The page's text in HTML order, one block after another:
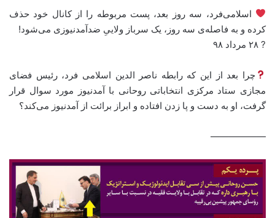
اسلامی‌فرد، سه روز بعد، پست مربوطه را از کانال خود حذف
کرده و به فاصله‌ی سه روز، یک سرباز ولاییِ ضدآمدنیوزی می‌شود!
? ۲۸ مرداد ۹۸
چرا بعد از این که رابطه ناصر الدین اسلامی فرد، رئیس فضای
مجازی ستاد مرکزی انتخاباتی روحانی با آمدنیوز مورد سوال قرار
گرفت، او به دست و پا زدن افتاده و ابراز برائت از آمدنیوز می‌کند؟
——————